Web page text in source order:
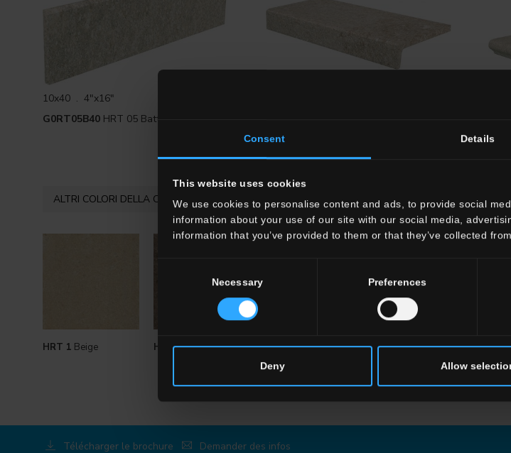
Consent Details
This website uses cookies
We use cookies to personalise content and ads, to provide social
information about your use of our site with our social media,
information that you’ve provided to them or that they’ve collected
Necessary Preferences
Deny Allow
10x40 . 4"x16"
G0RT05B40 HRT 05 Battiscopa
ALTRI COLORI DELLA COLLEZIONE
HRT 1 Beige HRT 18Porfido
Télécharger le brochure Demander des infos